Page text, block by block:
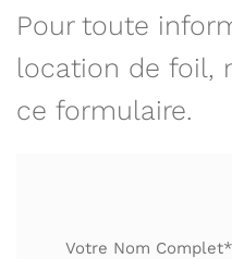
Pour toute
location de foil,
ce formulaire.
Votre Nom Complet*